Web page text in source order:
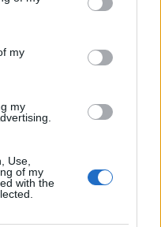
my
my
Use,
of my
with the